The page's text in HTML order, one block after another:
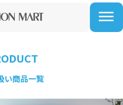
アイランドにある【神戸ファッションマート】
い商品一覧